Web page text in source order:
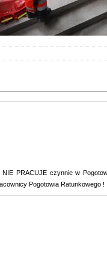
PRACUJE czynnie w
Pogotowia Ratunkowego !